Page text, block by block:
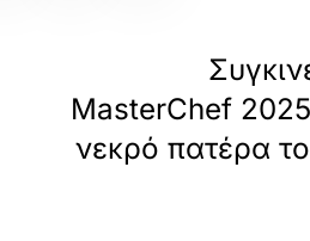
MasterChef
νεκρό πατέρα